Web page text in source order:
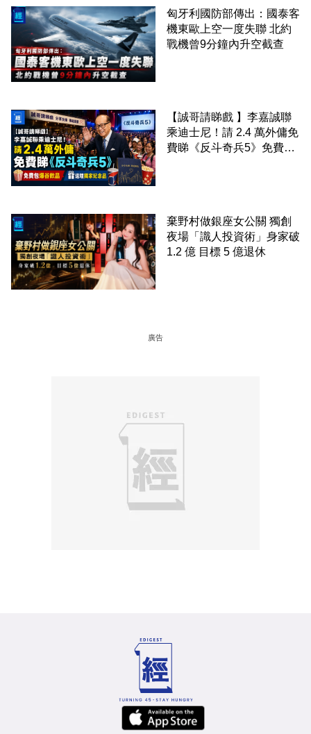
匈牙利國防部傳出：國泰客
機東歐上空一度失聯 北約
戰機曾9分鐘內升空截查
【誠哥請睇戲 】李嘉誠聯
乘迪士尼！請 2.4 萬外傭免
費睇《反斗奇兵5》免費包
棄野村做銀座女公關 獨創
夜場「識人投資術」身家破
1.2 億 目標 5 億退休
廣告